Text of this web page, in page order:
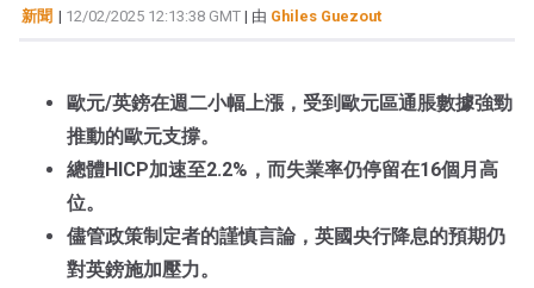
新聞 | 12/02/2025 12:13:38 GMT | 由 Ghiles Guezout
歐元/英鎊在週二小幅上漲，受到歐元區通脹數據強勁
推動的歐元支撐。
總體HICP加速至2.2%，而失業率仍停留在16個月高
位。
儘管政策制定者的謹慎言論，英國央行降息的預期仍
對英鎊施加壓力。